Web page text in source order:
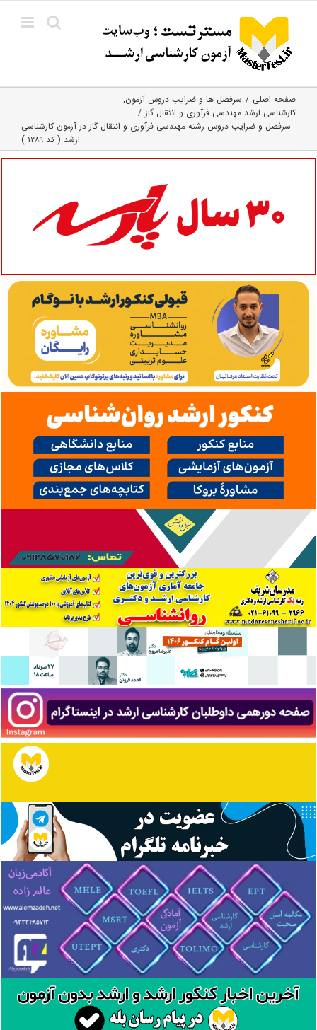
content
صفحه اصلی
سرفصل ها و ضرایب دروس آزمون
کارشناسی ارشد مهندسی فرآوری و انتقال گاز
سرفصل و ضرایب دروس رشته مهندسی فرآوری و انتقال گاز در آزمون کارشناسی
ارشد ( کد ۱۲۸۹ )